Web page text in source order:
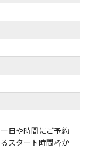
日や時間にご予約
スタート時間枠か